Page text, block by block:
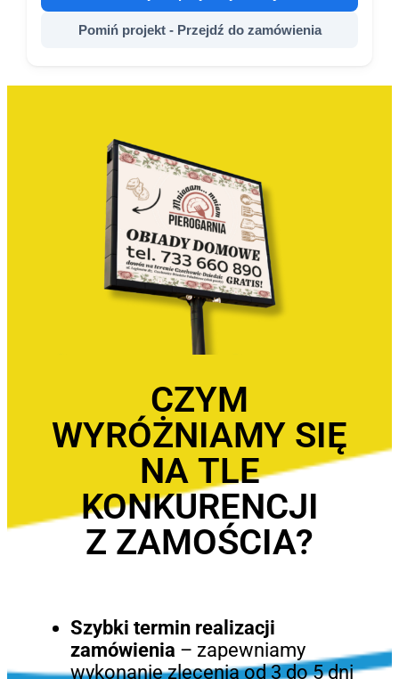
Pomiń projekt - Przejdź do zamówienia
CZYM
WYRÓŻNIAMY SIĘ
NA TLE
KONKURENCJI
Z ZAMOŚCIA?
Szybki termin realizacji
zamówienia – zapewniamy
wykonanie zlecenia od 3 do 5 dni